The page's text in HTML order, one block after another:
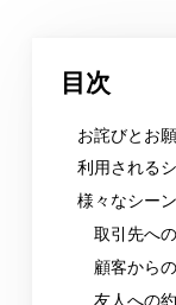
目次
お詫びとお
利用される
様々なシー
取引先へ
顧客から
友人への